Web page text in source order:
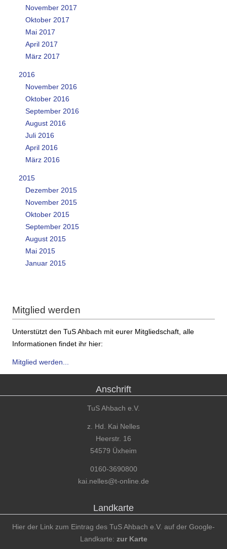
November 2017
Oktober 2017
Mai 2017
April 2017
März 2017
2016
November 2016
Oktober 2016
September 2016
August 2016
Juli 2016
April 2016
März 2016
2015
Dezember 2015
November 2015
Oktober 2015
September 2015
August 2015
Mai 2015
Januar 2015
Mitglied werden
Unterstützt den TuS Ahbach mit eurer Mitgliedschaft, alle
Informationen findet ihr hier:
Mitglied werden...
Anschrift
TuS Ahbach e.V.
z. Hd. Kai Nelles
Heerstr. 16
54579 Üxheim
0160-3690800
kai.nelles@t-online.de
Landkarte
Hier der Link zum Eintrag des TuS Ahbach e.V. auf der Google-
Landkarte: zur Karte